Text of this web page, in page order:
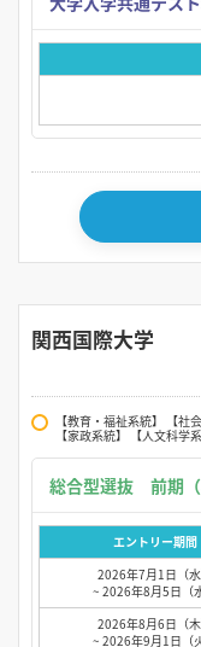
関西国際大学
【教育・福祉系統】 【社
【家政系統】 【人文科学系
エントリー期間
2026年7月1日（水
~ 2026年8月5日（水
2026年8月6日（木
~ 2026年9月1日（火